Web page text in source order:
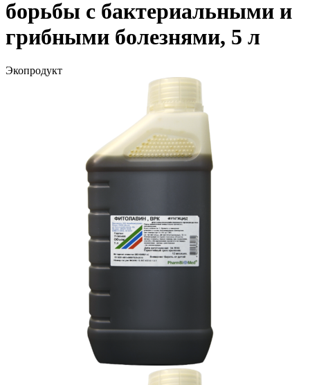
борьбы с бактериальными и
грибными болезнями, 5 л
Экопродукт